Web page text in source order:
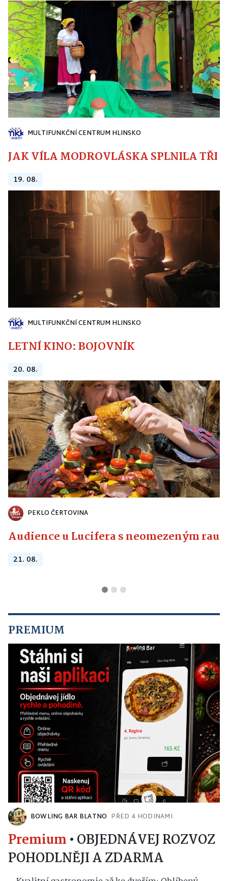
MULTIFUNKČNÍ CENTRUM HLINSKO
JAK VÍLA MODROVLÁSKA SPLNILA
19. 08.
MULTIFUNKČNÍ CENTRUM HLINSKO
LETNÍ KINO: BOJOVNÍK
20. 08.
PEKLO ČERTOVINA
Audience u Lucifera s neomezeným
21. 08.
PREMIUM
BOWLING BAR BLATNO PŘED 4 HODINAMI
Premium • OBJEDNÁVEJ ROZVOZ
POHODLNĚJI A ZDARMA